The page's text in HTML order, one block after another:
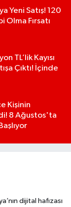
Yeni Satış! 120
Olma Fırsatı
TL’lik Kayısı
Çıktı! İçinde
Kişinin
8 Ağustos'ta
dijital hafızası